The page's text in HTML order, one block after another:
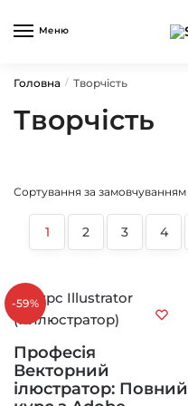
Меню
Головна / Творчість
Творчість
1 2 3 4
-59%
Професія
Векторний
ілюстратор: Повний